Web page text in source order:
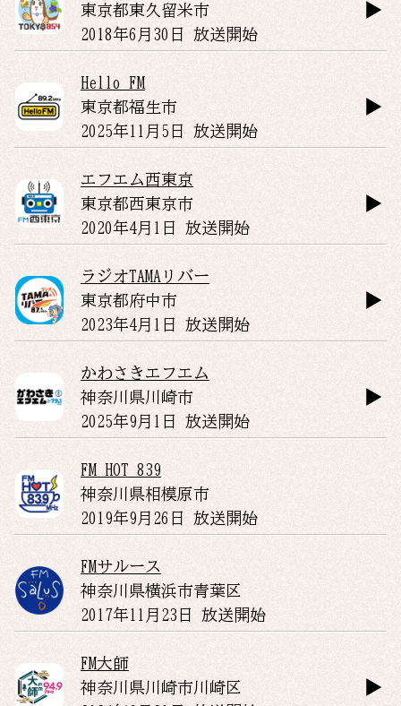
東京都東久留米市
2018年6月30日 放送開始
Hello FM
東京都福生市
2025年11月5日 放送開始
エフエム西東京
東京都西東京市
2020年4月1日 放送開始
ラジオTAMAリバー
東京都府中市
2023年4月1日 放送開始
かわさきエフエム
神奈川県川崎市
2025年9月1日 放送開始
FM HOT 839
神奈川県相模原市
2019年9月26日 放送開始
FMサルース
神奈川県横浜市青葉区
2017年11月23日 放送開始
FM大師
神奈川県川崎市川崎区